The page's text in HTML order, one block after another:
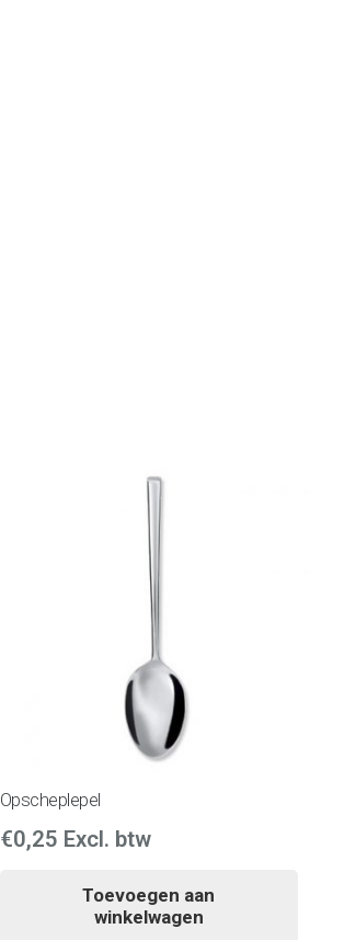
Opscheplepel
€0,25 Excl. btw
Toevoegen aan
winkelwagen